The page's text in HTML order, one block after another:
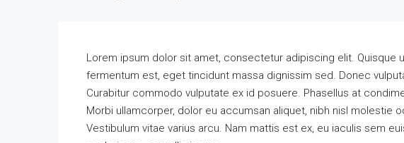
Lorem ipsum dolor sit amet, consectetur adipiscing elit. Quisque
fermentum est, eget tincidunt massa dignissim sed. Donec
Curabitur commodo vulputate ex id posuere. Phasellus at
Morbi ullamcorper, dolor eu accumsan aliquet, nibh nisl molestie
Vestibulum vitae varius arcu. Nam mattis est ex, eu iaculis sem